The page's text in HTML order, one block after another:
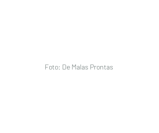
Foto: De Malas Prontas